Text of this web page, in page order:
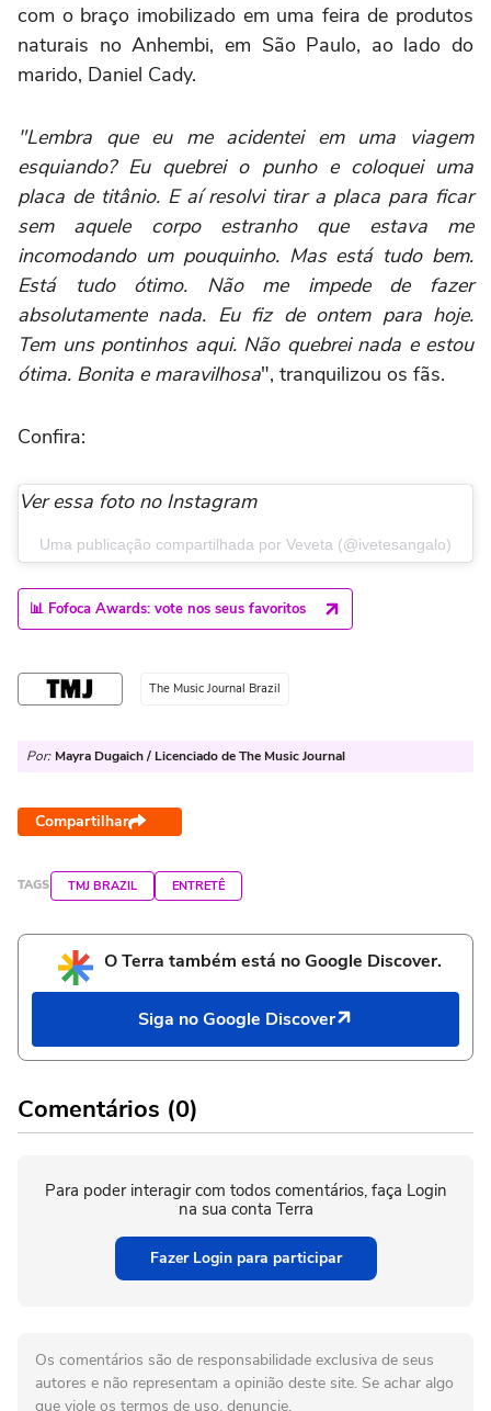
com o braço imobilizado em uma feira de produtos
naturais no Anhembi, em São Paulo, ao lado do
marido, Daniel Cady.
"Lembra que eu me acidentei em uma viagem
esquiando? Eu quebrei o punho e coloquei uma
placa de titânio. E aí resolvi tirar a placa para ficar
sem aquele corpo estranho que estava me
incomodando um pouquinho. Mas está tudo bem.
Está tudo ótimo. Não me impede de fazer
absolutamente nada. Eu fiz de ontem para hoje.
Tem uns pontinhos aqui. Não quebrei nada e estou
ótima. Bonita e maravilhosa", tranquilizou os fãs.
Confira:
Ver essa foto no Instagram
Uma publicação compartilhada por Veveta (@ivetesangalo)
📊 Fofoca Awards: vote nos seus favoritos
The Music Journal Brazil
Por: Mayra Dugaich / Licenciado de The Music Journal
Compartilhar
TAGS TMJ BRAZIL ENTRETÊ
O Terra também está no Google Discover.
Siga no Google Discover
Comentários (0)
Para poder interagir com todos comentários, faça Login
na sua conta Terra
Fazer Login para participar
Os comentários são de responsabilidade exclusiva de seus
autores e não representam a opinião deste site. Se achar algo
que viole os termos de uso, denuncie.